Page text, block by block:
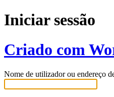
Iniciar sessão
Criado com
Nome de utilizador ou endereço